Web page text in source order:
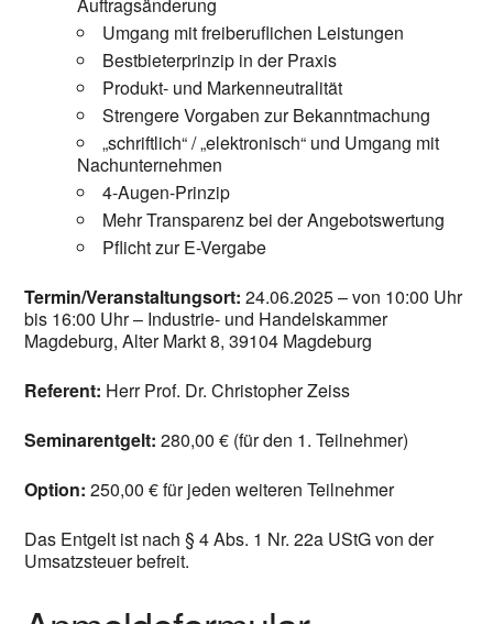
Auftragsänderung
Umgang mit freiberuflichen Leistungen
Bestbieterprinzip in der Praxis
Produkt- und Markenneutralität
Strengere Vorgaben zur Bekanntmachung
„schriftlich“ / „elektronisch“ und Umgang mit
Nachunternehmen
4-Augen-Prinzip
Mehr Transparenz bei der Angebotswertung
Pflicht zur E-Vergabe
Termin/Veranstaltungsort:24.06.2025 – von 10:00 Uhr
bis 16:00 Uhr – Industrie- und Handelskammer
Magdeburg, Alter Markt 8, 39104 Magdeburg
Referent: Herr Prof. Dr. Christopher Zeiss
Seminarentgelt: 280,00 € (für den 1. Teilnehmer)
Option:250,00 € für jeden weiteren Teilnehmer
Das Entgelt ist nach § 4 Abs. 1 Nr. 22a UStG von der
Umsatzsteuer befreit.